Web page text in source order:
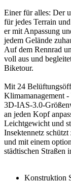
Einer für alles: Der
für jedes Terrain
er mit Anpassung
jedem Gelände
Auf dem Rennrad
voll aus und
Biketour.
Mit 24
Klimamanagement
3D-IAS-3.0-
an jeden Kopf
Leichtgewicht und
Insektennetz
und mit einem
städtischen Straßen
Konstruktion